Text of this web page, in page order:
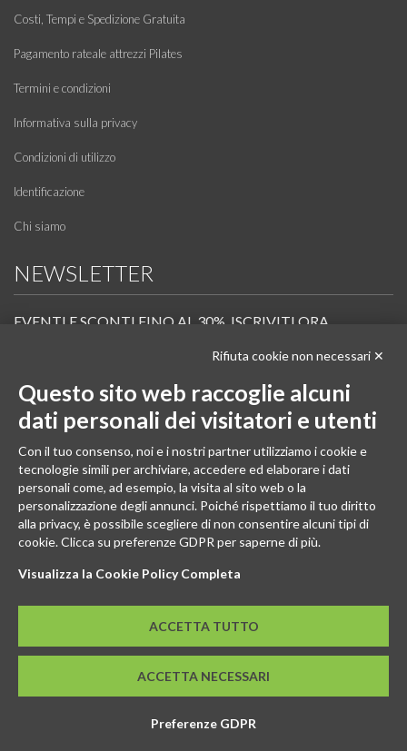
Costi, Tempi e Spedizione Gratuita
Pagamento rateale attrezzi Pilates
Termini e condizioni
Informativa sulla privacy
Condizioni di utilizzo
Identificazione
Chi siamo
NEWSLETTER
EVENTI E SCONTI FINO AL 30%. ISCRIVITI ORA.
Scopri in anteprima i nuovi prodotti, le promozioni riservate ai professionisti e resta
Iscrivi alla Newsletter
SEGUICI
Susegana (TV)
P.IVA: 03739670267 - REA: TV-294498 - CS: € 10.000,00 I.V.
SEDE LEGALE: Via Montello, 6 31044 Montebelluna (TV)
Rifiuta cookie non necessari ✕
Questo sito web raccoglie alcuni
dati personali dei visitatori e utenti
Con il tuo consenso, noi e i nostri partner utilizziamo i cookie e
tecnologie simili per archiviare, accedere ed elaborare i dati
personali come, ad esempio, la visita al sito web o la
personalizzazione degli annunci. Poiché rispettiamo il tuo diritto
alla privacy, è possibile scegliere di non consentire alcuni tipi di
cookie. Clicca su preferenze GDPR per saperne di più.
Visualizza la Cookie Policy Completa
ACCETTA TUTTO
ACCETTA NECESSARI
Preferenze GDPR